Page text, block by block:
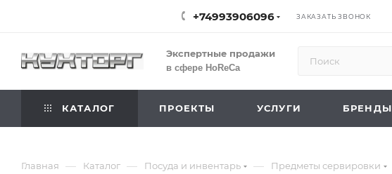
+74993906096 ЗАКАЗАТЬ ЗВОНОК
Экспертные продажи
в сфере HoReCa
КАТАЛОГ ПРОЕКТЫ УСЛУГИ БРЕНДЫ
Главная — Каталог — Посуда и инвентарь — Предметы сервировки